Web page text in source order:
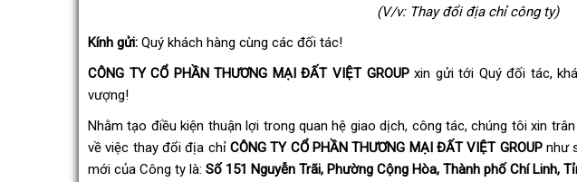
(V/v: Thay đổi địa chỉ công ty)
Kính gửi: Quý khách hàng cùng các đối tác!
CÔNG TY CỔ PHẦN THƯƠNG MẠI ĐẤT VIỆT GROUPxin gửi tới Quý đối tác,
vượng!
Nhằm tạo điều kiện thuận lợi trong quan hệ giao dịch, công tác, chúng tôi xin
về việc thay đổi địa chỉ CÔNG TY CỔ PHẦN THƯƠNG MẠI ĐẤT VIỆT GROUPnhư
mới của Công ty là: Số 151 Nguyễn Trãi, Phường Cộng Hòa, Thành phố Chí Linh,